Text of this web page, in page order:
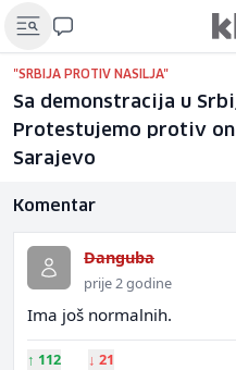
"SRBIJA PROTIV NASILJA"
Sa demonstracija u
Protestujemo protiv
Sarajevo
Komentar
Danguba
prije 2 godine
Ima još normalnih.
↑ 112 ↓ 21